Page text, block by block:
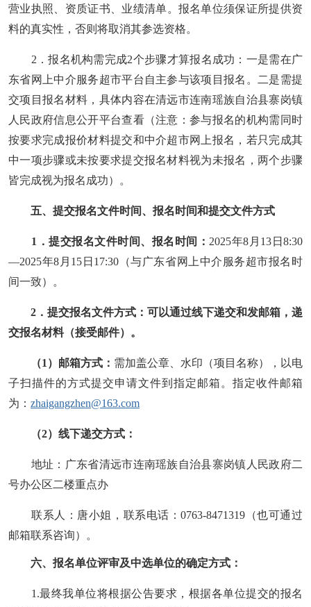
营业执照、资质证书
业绩清单。报名单位须保证所提供资
料的真实性，否则将取消其参选资格。
2 ．报名机构需完成2个步骤才算报名 成功： 一是需在广
东省网上中介服务超市平台自主参与该项目报名 。 二是需提
交项目 报名材料 ，具体内容在清远市连南瑶族自治县寨岗镇
人民政府信息公开平台查看（注意：参与报名的机构需同时
按要求完成报价材料提交和中介超市网上报名，若只完成其
中一项步骤或未按要求提交报名材料视为未报名，两个步骤
皆完成视为报名成功）。
五、 提交报名文件时间、报名时间和提交文件方式
1 ． 提交报名文件时间、报名时间： 2025年8月13日8:30
—2025年8月15日17:30 （与广东省网上中介服务超市报名时
间一致） 。
2 ． 提交报名文件方式：可以通过线下递交和发邮箱，递
交报名材料（接受邮件）。
（1）邮箱方式： 需加盖公章、水印（项目名称），以电
子扫描件的方式提交申请文件到指定邮箱。指定收件邮箱
为： zhaigangzhen@163.com
（2）线下递交方式：
地址： 广东省清远市连南瑶族自治县寨岗镇人民政府二
号办公区二楼重点办
联系人：唐小姐，联系电话：0763-8471319（也可通过
邮箱联系咨询）。
六、 报名单位评审及中选单位的确定方式：
1.最终我单位将根据公告要求，根据各单位提交的报名